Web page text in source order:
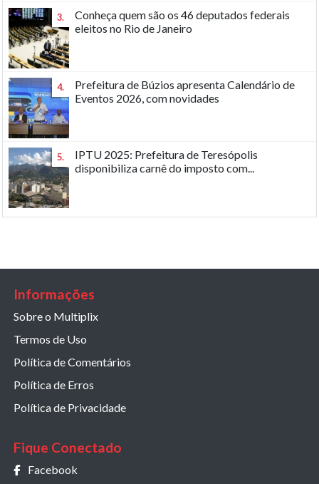
3.
Conheça quem são os 46 deputados federais
eleitos no Rio de Janeiro
4.
Prefeitura de Búzios apresenta Calendário de
Eventos 2026, com novidades
5.
IPTU 2025: Prefeitura de Teresópolis
disponibiliza carnê do imposto com...
Informações
Sobre o Multiplix
Termos de Uso
Política de Comentários
Política de Erros
Política de Privacidade
Fique Conectado
Facebook